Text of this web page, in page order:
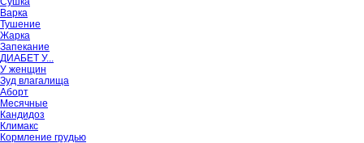
Варка
Тушение
Жарка
Запекание
ДИАБЕТ У...
У женщин
Зуд влагалища
Аборт
Месячные
Кандидоз
Климакс
Кормление грудью